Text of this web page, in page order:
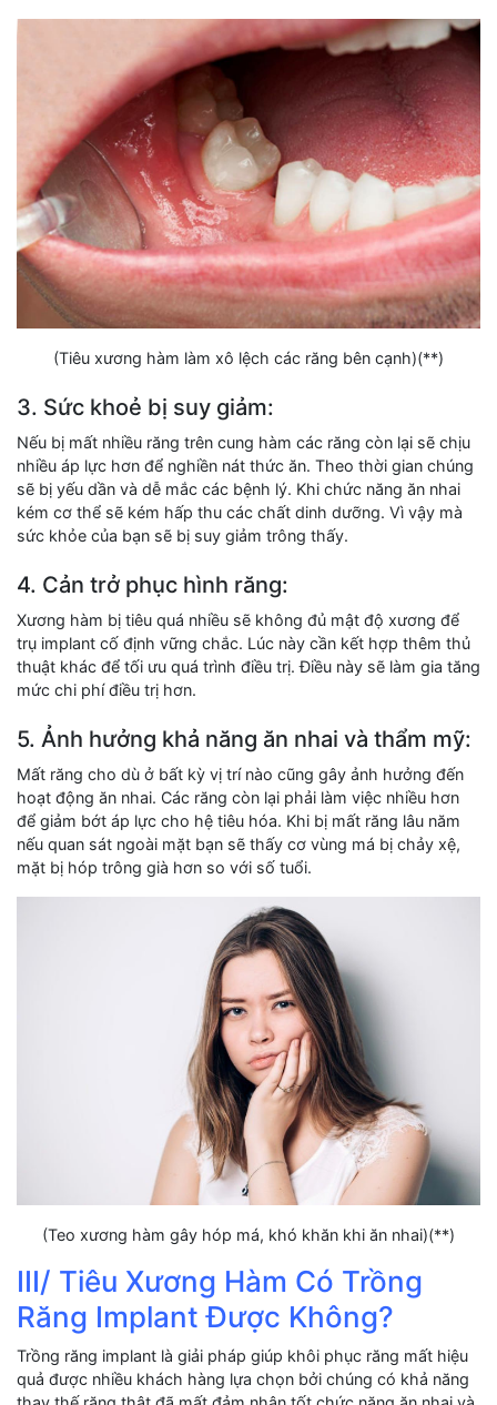
(Tiêu xương hàm làm xô lệch các răng bên cạnh)(**)
3. Sức khoẻ bị suy giảm:
Nếu bị mất nhiều răng trên cung hàm các răng còn lại sẽ chịu
nhiều áp lực hơn để nghiền nát thức ăn. Theo thời gian chúng
sẽ bị yếu dần và dễ mắc các bệnh lý. Khi chức năng ăn nhai
kém cơ thể sẽ kém hấp thu các chất dinh dưỡng. Vì vậy mà
sức khỏe của bạn sẽ bị suy giảm trông thấy.
4. Cản trở phục hình răng:
Xương hàm bị tiêu quá nhiều sẽ không đủ mật độ xương để
trụ implant cố định vững chắc. Lúc này cần kết hợp thêm thủ
thuật khác để tối ưu quá trình điều trị. Điều này sẽ làm gia tăng
mức chi phí điều trị hơn.
5. Ảnh hưởng khả năng ăn nhai và thẩm mỹ:
Mất răng cho dù ở bất kỳ vị trí nào cũng gây ảnh hưởng đến
hoạt động ăn nhai. Các răng còn lại phải làm việc nhiều hơn
để giảm bớt áp lực cho hệ tiêu hóa. Khi bị mất răng lâu năm
nếu quan sát ngoài mặt bạn sẽ thấy cơ vùng má bị chảy xệ,
mặt bị hóp trông già hơn so với số tuổi.
(Teo xương hàm gây hóp má, khó khăn khi ăn nhai)(**)
III/ Tiêu Xương Hàm Có Trồng
Răng Implant Được Không?
Trồng răng implant là giải pháp giúp khôi phục răng mất hiệu
quả được nhiều khách hàng lựa chọn bởi chúng có khả năng